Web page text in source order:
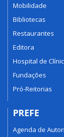
Mobilidade
Bibliotecas
Restaurantes
Editora
Hospital de
Fundações
Pró-Reitorias
PREFE
Agenda de